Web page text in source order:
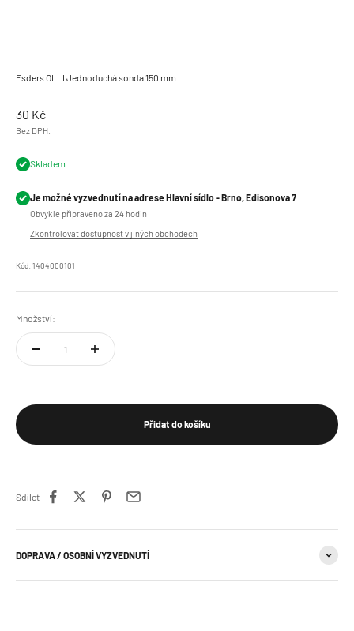
Esders OLLI Jednoduchá sonda 150 mm
Prodejní cena
30 Kč
Bez DPH.
Skladem
Je možné vyzvednutí na adrese Hlavní sídlo - Brno, Edisonova 7
Obvykle připraveno za 24 hodin
Zkontrolovat dostupnost v jiných obchodech
Kód: 1404000101
Množství:
Přidat do košíku
Sdílet
DOPRAVA / OSOBNÍ VYZVEDNUTÍ